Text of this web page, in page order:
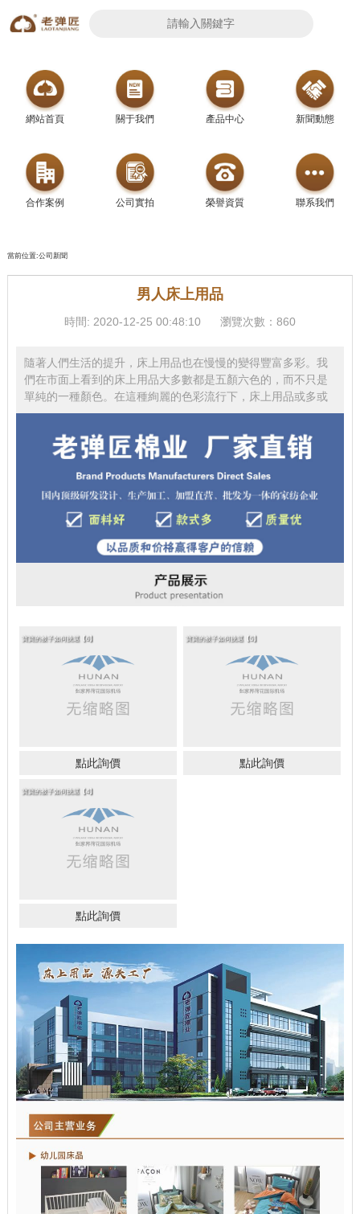
網站首頁 關于我們 產品中心 新聞動態
合作案例 公司實拍 榮譽資質 聯系我們
當前位置:公司新聞
男人床上用品
時間: 2020-12-25 00:48:10 瀏覽次數：860
隨著人們生活的提升，床上用品也在慢慢的變得豐富多彩。我
們在市面上看到的床上用品大多數都是五顏六色的，而不只是
單純的一種顏色。在這種絢麗的色彩流行下，床上用品或多或
寶寶的被子如何挑選【6】
點此詢價
寶寶的被子如何挑選【5】
點此詢價
寶寶的被子如何挑選【4】
點此詢價